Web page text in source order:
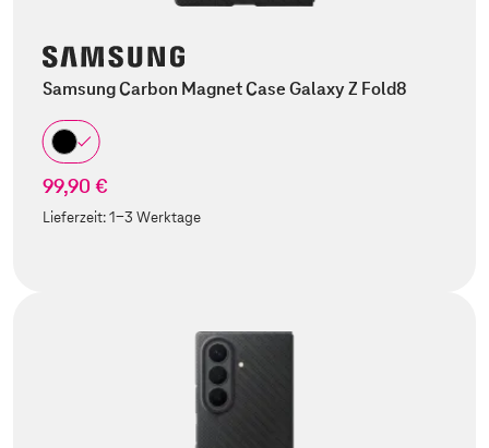
Samsung Carbon Magnet Case Galaxy Z Fold8
99,90 €
Lieferzeit:1-3 Werktage